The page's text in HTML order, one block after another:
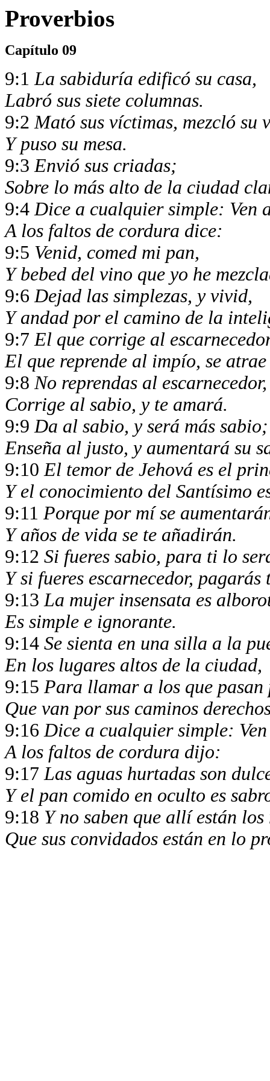
Proverbios
Capítulo 09
9:1La sabiduría edificó su casa,
Labró sus siete columnas.
9:2Mató sus víctimas, mezcló su
Y puso su mesa.
9:3Envió sus criadas;
Sobre lo más alto de la ciudad
9:4Dice a cualquier simple: Ven
A los faltos de cordura dice:
9:5 Venid, comed mi pan,
Y bebed del vino que yo he
9:6Dejad las simplezas, y vivid,
Y andad por el camino de la
9:7El que corrige al
El que reprende al impío, se
9:8No reprendas al
Corrige al sabio, y te amará.
9:9Da al sabio, y será más
Enseña al justo, y aumentará su
9:10El temor de Jehová es el
Y el conocimiento del Santísimo
9:11 Porque por mí se
Y años de vida se te añadirán.
9:12 Si fueres sabio, para ti lo
Y si fueres escarnecedor,
9:13La mujer insensata es
Es simple e ignorante.
9:14 Se sienta en una silla a la
En los lugares altos de la ciudad,
9:15 Para llamar a los que
Que van por sus caminos
9:16Dice a cualquier simple:
A los faltos de cordura dijo:
9:17Las aguas hurtadas son
Y el pan comido en oculto es
9:18 Y no saben que allí están
Que sus convidados están en lo